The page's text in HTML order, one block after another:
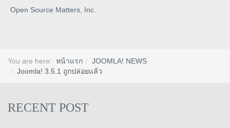
Open Source Matters, Inc.
You are here: หน้าแรก
JOOMLA! NEWS
Joomla! 3.5.1 ถูกปล่อยแล้ว
RECENT POST